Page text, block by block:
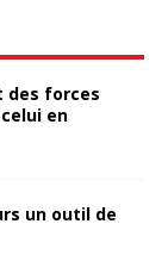
des forces
en
un outil de